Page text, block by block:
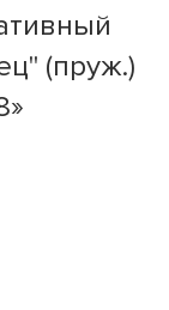
(пруж.)